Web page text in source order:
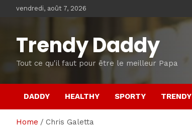
vendredi, août 7, 2026
Trendy Daddy
Tout ce qu'il faut pour être le meilleur Papa
DADDY HEALTHY SPORTY TRENDY
Home Chris Galetta